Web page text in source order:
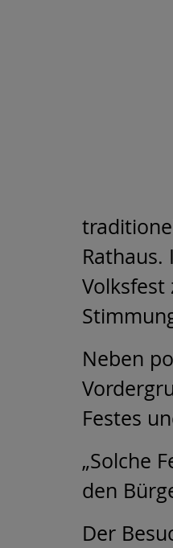
Volksfest
Neben
Festes
„Solche
den
Der